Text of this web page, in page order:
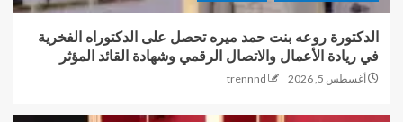
الدكتورة روعه بنت حمد ميره تحصل على الدكتوراه الفخرية
في ريادة الأعمال والاتصال الرقمي وشهادة القائد المؤثر
أغسطس 5, 2026 trennnd